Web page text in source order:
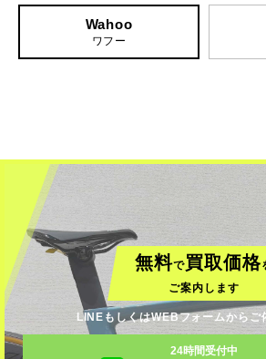
Wahoo
ワフー
無料で買取価格
ご案内します
LINEもしくはWEBフォームからご
24時間受付中